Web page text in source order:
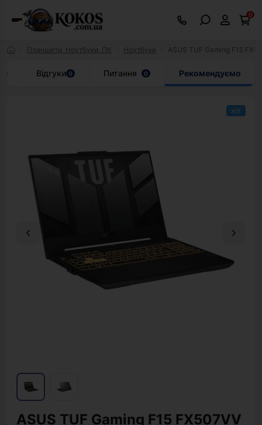
0
Планшети, Ноутбуки, ПК Ноутбуки ASUS TUF Gaming F15
Відгуки 0 Питання 0 Рекомендуємо
хіт
ASUS TUF Gaming F15 FX507VV